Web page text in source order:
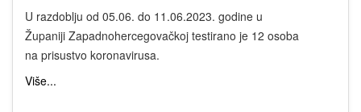
U razdoblju od 05.06. do 11.06.2023. godine u
Županiji Zapadnohercegovačkoj testirano je 12 osoba
na prisustvo koronavirusa.
Više...